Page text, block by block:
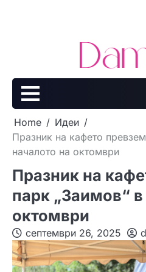
Home
Идеи
Празник на кафето
началото на октомври
Празник на
парк „Заимов“
октомври
септември 26, 2025